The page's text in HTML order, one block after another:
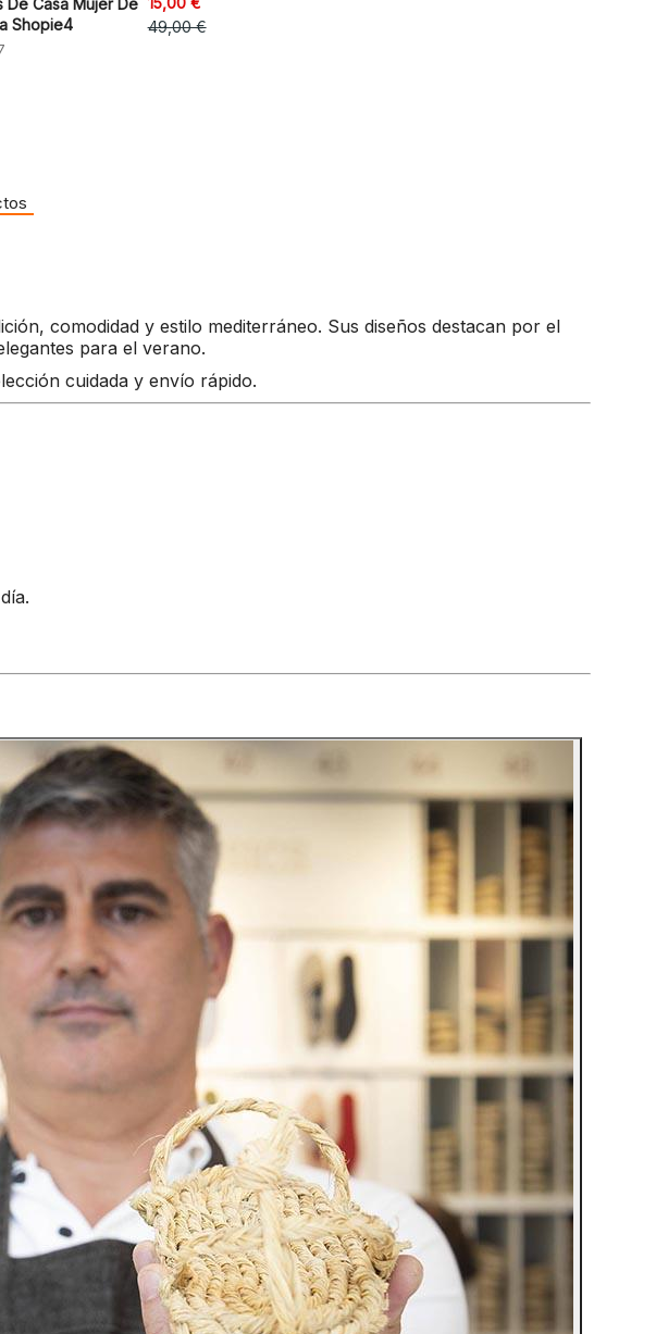
De Casa Mujer De
Shopie4
49,00 €
comodidad y estilo mediterráneo. Sus diseños destacan por el
para el verano.
cuidada y envío rápido.